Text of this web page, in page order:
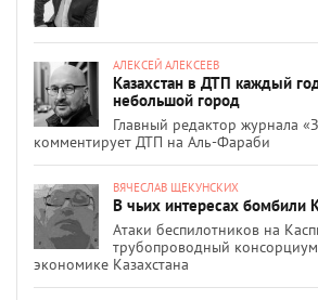
АЛЕКСЕЙ АЛЕКСЕЕВ
Казахстан в ДТП каждый
небольшой город
Главный редактор журнала
комментирует ДТП на Аль-Фараби
ВЯЧЕСЛАВ ЩЕКУНСКИХ
В чьих интересах бомбили
Атаки беспилотников на
трубопроводный
экономике Казахстана